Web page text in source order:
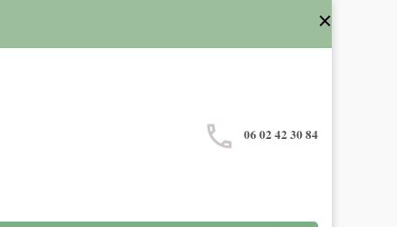
06 02 42 30 84